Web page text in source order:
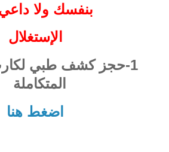
بنفسك ولا
الإستغلال
1-حجز كشف طبي
المتكاملة
اضغط هنا